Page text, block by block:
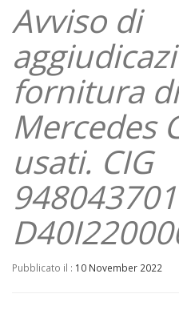
Avviso di
fornitura
Mercedes
usati. CIG
Pubblicato il : 10 November 2022